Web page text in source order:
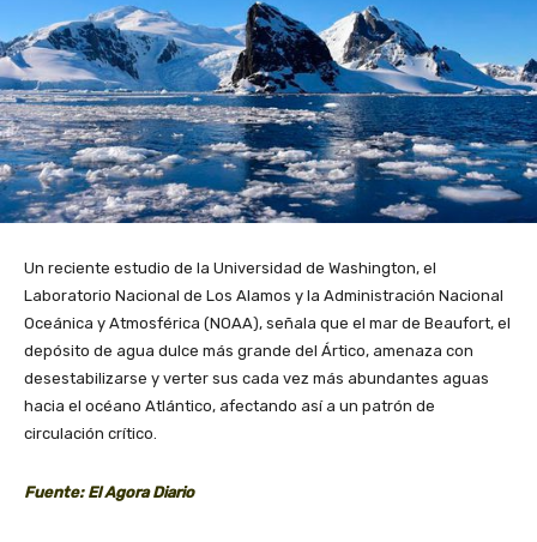
Un reciente estudio de la Universidad de Washington, el
Laboratorio Nacional de Los Alamos y la Administración Nacional
Oceánica y Atmosférica (NOAA), señala que el mar de Beaufort, el
depósito de agua dulce más grande del Ártico, amenaza con
desestabilizarse y verter sus cada vez más abundantes aguas
hacia el océano Atlántico, afectando así a un patrón de
circulación crítico.
Fuente: El Agora Diario